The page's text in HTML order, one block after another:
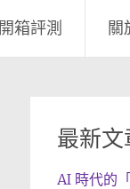
開箱評測 關
最新文
AI 時代的